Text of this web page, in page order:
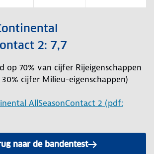
2: 7,7
op 70% van cijfer Rijeigenschappen
cijfer Milieu-eigenschappen)
AllSeasonContact 2 (pdf:
naar de bandentest